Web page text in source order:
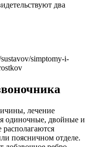
два
simptomy-i-
одиночные, двойные и
поясничном отделе.